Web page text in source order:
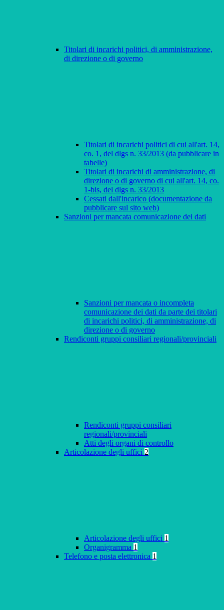
Titolari di incarichi politici, di amministrazione,
di direzione o di governo
Titolari di incarichi politici di cui all'art. 14,
co. 1, del dlgs n. 33/2013 (da pubblicare in
tabelle)
Titolari di incarichi di amministrazione, di
direzione o di governo di cui all'art. 14, co.
1-bis, del dlgs n. 33/2013
Cessati dall'incarico (documentazione da
pubblicare sul sito web)
Sanzioni per mancata comunicazione dei dati
Sanzioni per mancata o incompleta
comunicazione dei dati da parte dei titolari
di incarichi politici, di amministrazione, di
direzione o di governo
Rendiconti gruppi consiliari regionali/provinciali
Rendiconti gruppi consiliari
regionali/provinciali
Atti degli organi di controllo
Articolazione degli uffici 2
Articolazione degli uffici 1
Organigramma 1
Telefono e posta elettronica 1